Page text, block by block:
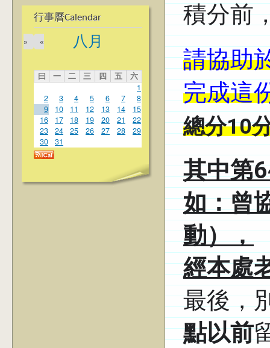
行事曆Calendar
八月
«
»
曰 一 二 三 四 五
六
1
2
3 4 5 6 7
8
9
10 11 12 13 14
15
16
17 18 19 20 21
22
23
24 25 26 27 28
29
30
31
積分前
請協助
完成這
總分10
其中第
如：曾
動），
經本處
最後，
點以前